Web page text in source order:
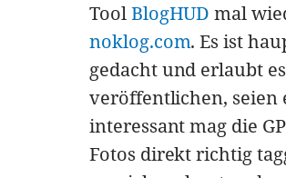
ToolBlogHUD mal
noklog.com. Es ist
gedacht und erlaubt
veröffentlichen, seien
interessant mag die
Fotos direkt richtig